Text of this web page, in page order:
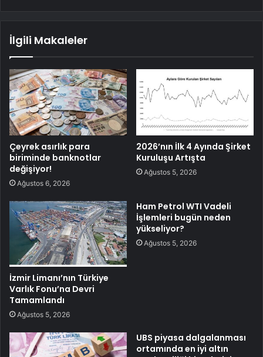
İlgili Makaleler
Çeyrek asırlık para
biriminde banknotlar
değişiyor!
Ağustos 6, 2026
2026’nın İlk 4 Ayında Şirket
Kuruluşu Artışta
Ağustos 5, 2026
İzmir Limanı’nın Türkiye
Varlık Fonu’na Devri
Tamamlandı
Ağustos 5, 2026
Ham Petrol WTI Vadeli
İşlemleri bugün neden
yükseliyor?
Ağustos 5, 2026
UBS piyasa dalgalanması
ortamında en iyi altın